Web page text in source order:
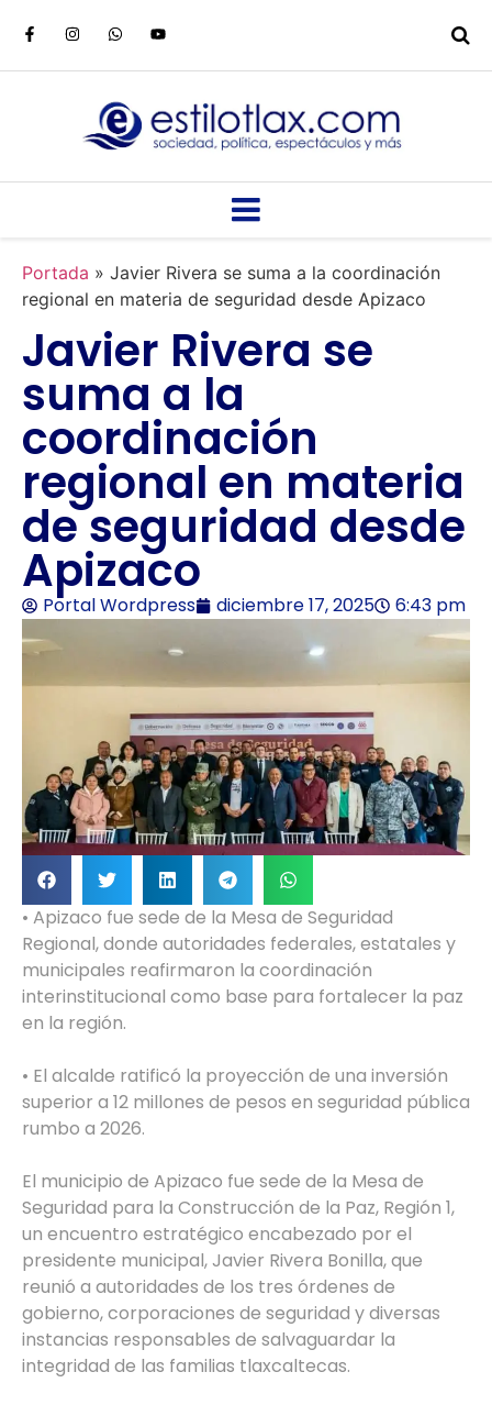
Portada » Javier Rivera se suma a la coordinación
regional en materia de seguridad desde Apizaco
Javier Rivera se
suma a la
coordinación
regional en materia
de seguridad desde
Apizaco
Portal Wordpress diciembre 17, 2025 6:43 pm
• Apizaco fue sede de la Mesa de Seguridad
Regional, donde autoridades federales, estatales y
municipales reafirmaron la coordinación
interinstitucional como base para fortalecer la paz
en la región.
• El alcalde ratificó la proyección de una inversión
superior a 12 millones de pesos en seguridad pública
rumbo a 2026.
El municipio de Apizaco fue sede de la Mesa de
Seguridad para la Construcción de la Paz, Región 1,
un encuentro estratégico encabezado por el
presidente municipal, Javier Rivera Bonilla, que
reunió a autoridades de los tres órdenes de
gobierno, corporaciones de seguridad y diversas
instancias responsables de salvaguardar la
integridad de las familias tlaxcaltecas.